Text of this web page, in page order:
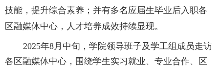
技能，提升综合素养；并有多名应届生毕业后入职各
区融媒体中心，人才培养成效持续显现。
2025年8月中旬，学院领导班子及学工组成员走访
各区融媒体中心，围绕学生实习就业、专业合作、区